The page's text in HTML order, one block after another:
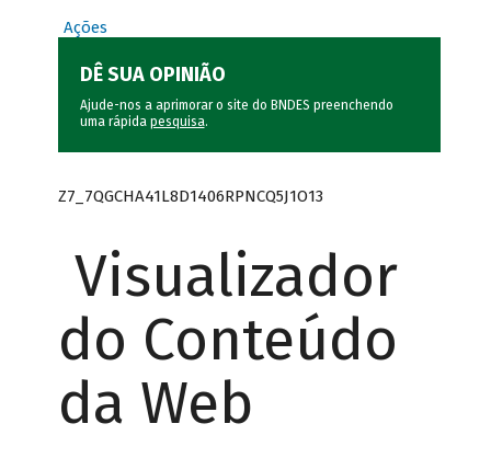
Ações
DÊ SUA OPINIÃO
Ajude-nos a aprimorar o site do BNDES preenchendo
uma rápida pesquisa.
Z7_7QGCHA41L8D1406RPNCQ5J1O13
Visualizador
do Conteúdo
da Web